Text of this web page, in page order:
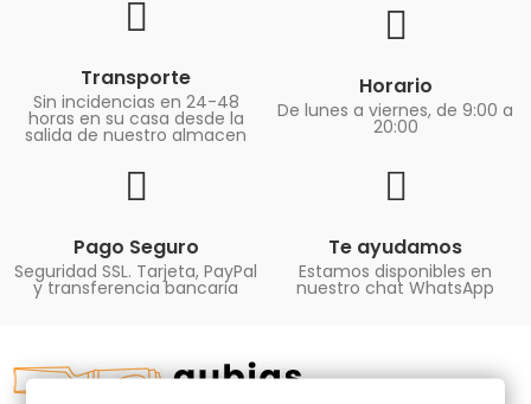
Transporte
Sin incidencias en 24-48
horas en su casa desde la
salida de nuestro almacen
Horario
De lunes a viernes, de 9:00 a
20:00
Pago Seguro
Seguridad SSL. Tarjeta, PayPal
y transferencia bancaria
Te ayudamos
Estamos disponibles en
nuestro chat WhatsApp